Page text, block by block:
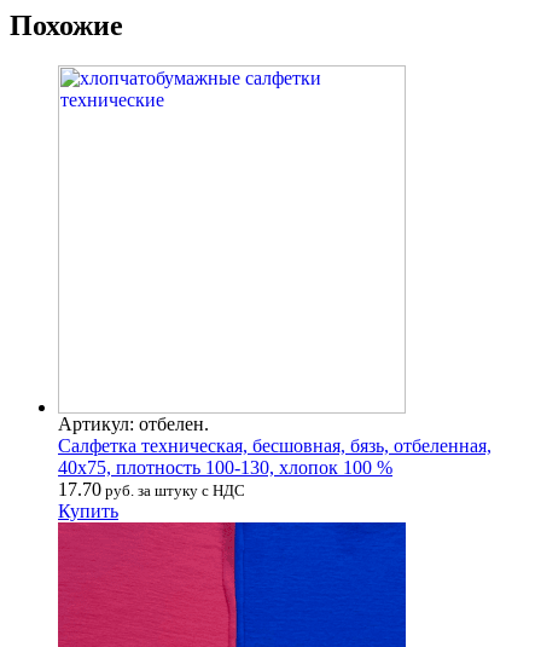
Похожие
Артикул: отбелен.
Салфетка техническая, бесшовная, бязь, отбеленная,
40х75, плотность 100-130, хлопок 100 %
17.70 руб. за штуку с НДС
Купить